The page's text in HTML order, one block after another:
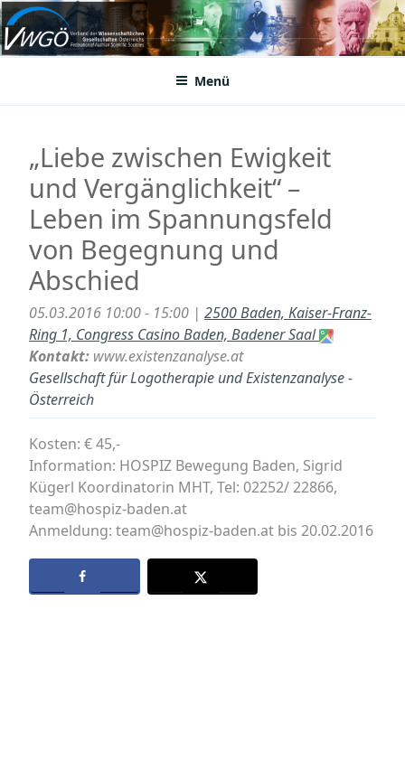
Zum
Inhalt
springenVWGÖ
Federation of Austrian Scientific Societies
Menü
„Liebe zwischen Ewigkeit
und Vergänglichkeit“ –
Leben im Spannungsfeld
von Begegnung und
Abschied
05.03.2016 10:00 - 15:00 | 2500 Baden, Kaiser-Franz-
Ring 1, Congress Casino Baden, Badener Saal
Kontakt: www.existenzanalyse.at
Gesellschaft für Logotherapie und Existenzanalyse -
Österreich
Kosten: € 45,-
Information: HOSPIZ Bewegung Baden, Sigrid
Kügerl Koordinatorin MHT, Tel: 02252/ 22866,
team@hospiz-baden.at
Anmeldung: team@hospiz-baden.at bis 20.02.2016